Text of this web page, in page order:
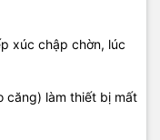
xúc chập chờn, lúc
căng) làm thiết bị mất
tổng):